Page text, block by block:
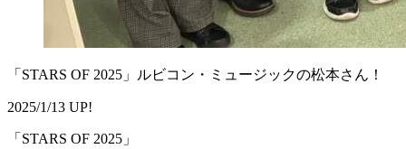
「STARS OF 2025」ルビコン・ミュージックの松本さん！
2025/1/13 UP!
「STARS OF 2025」